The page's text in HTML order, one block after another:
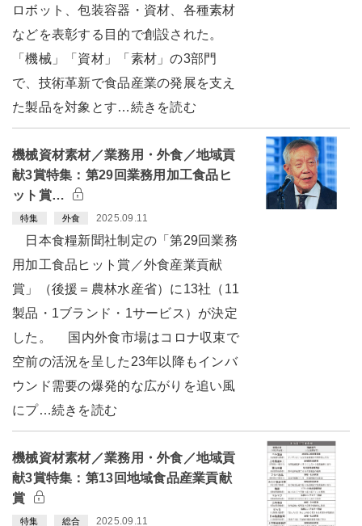
ロボット、包装容器・資材、各種素材
などを表彰する目的で創設された。
「機械」「資材」「素材」の3部門
で、技術革新で食品産業の発展を支え
た製品を対象とす…続きを読む
機械資材素材／業務用・外食／地域貢
献3賞特集：第29回業務用加工食品ヒ
ット賞…
特集 外食 2025.09.11
日本食糧新聞社制定の「第29回業務
用加工食品ヒット賞／外食産業貢献
賞」（後援＝農林水産省）に13社（11
製品・1ブランド・1サービス）が決定
した。 国内外食市場はコロナ収束で
空前の活況を呈した23年以降もインバ
ウンド需要の爆発的な広がりを追い風
にプ…続きを読む
機械資材素材／業務用・外食／地域貢
献3賞特集：第13回地域食品産業貢献
賞
特集 総合 2025.09.11